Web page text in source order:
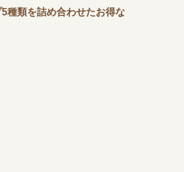
種類を詰め合わせたお得な